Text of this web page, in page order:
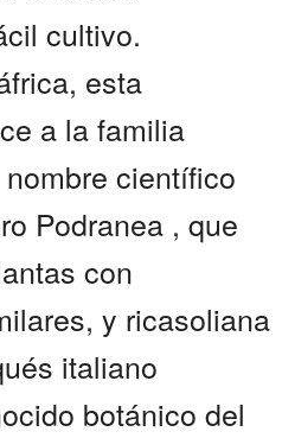
cultivo.
esta
a la familia
científico
Podranea , que
con
y ricasoliana
italiano
botánico del